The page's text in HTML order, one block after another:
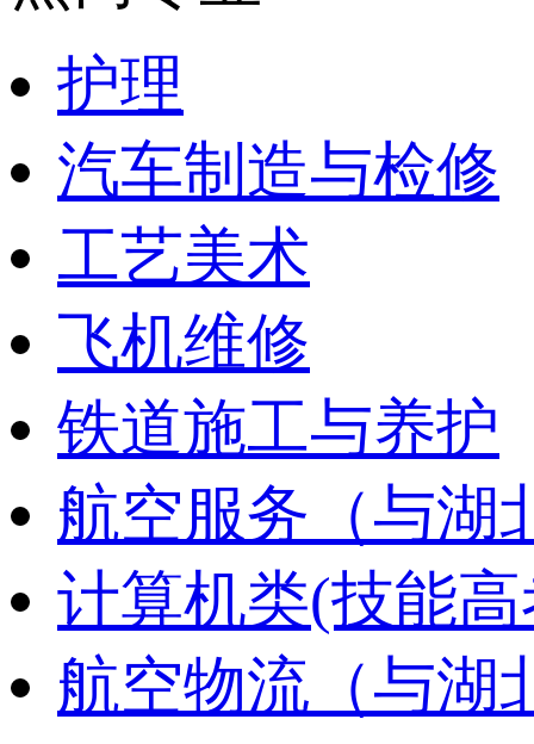
护理
汽车制造与检修
工艺美术
飞机维修
铁道施工与养护
航空服务（与湖
计算机类(技能
航空物流（与湖